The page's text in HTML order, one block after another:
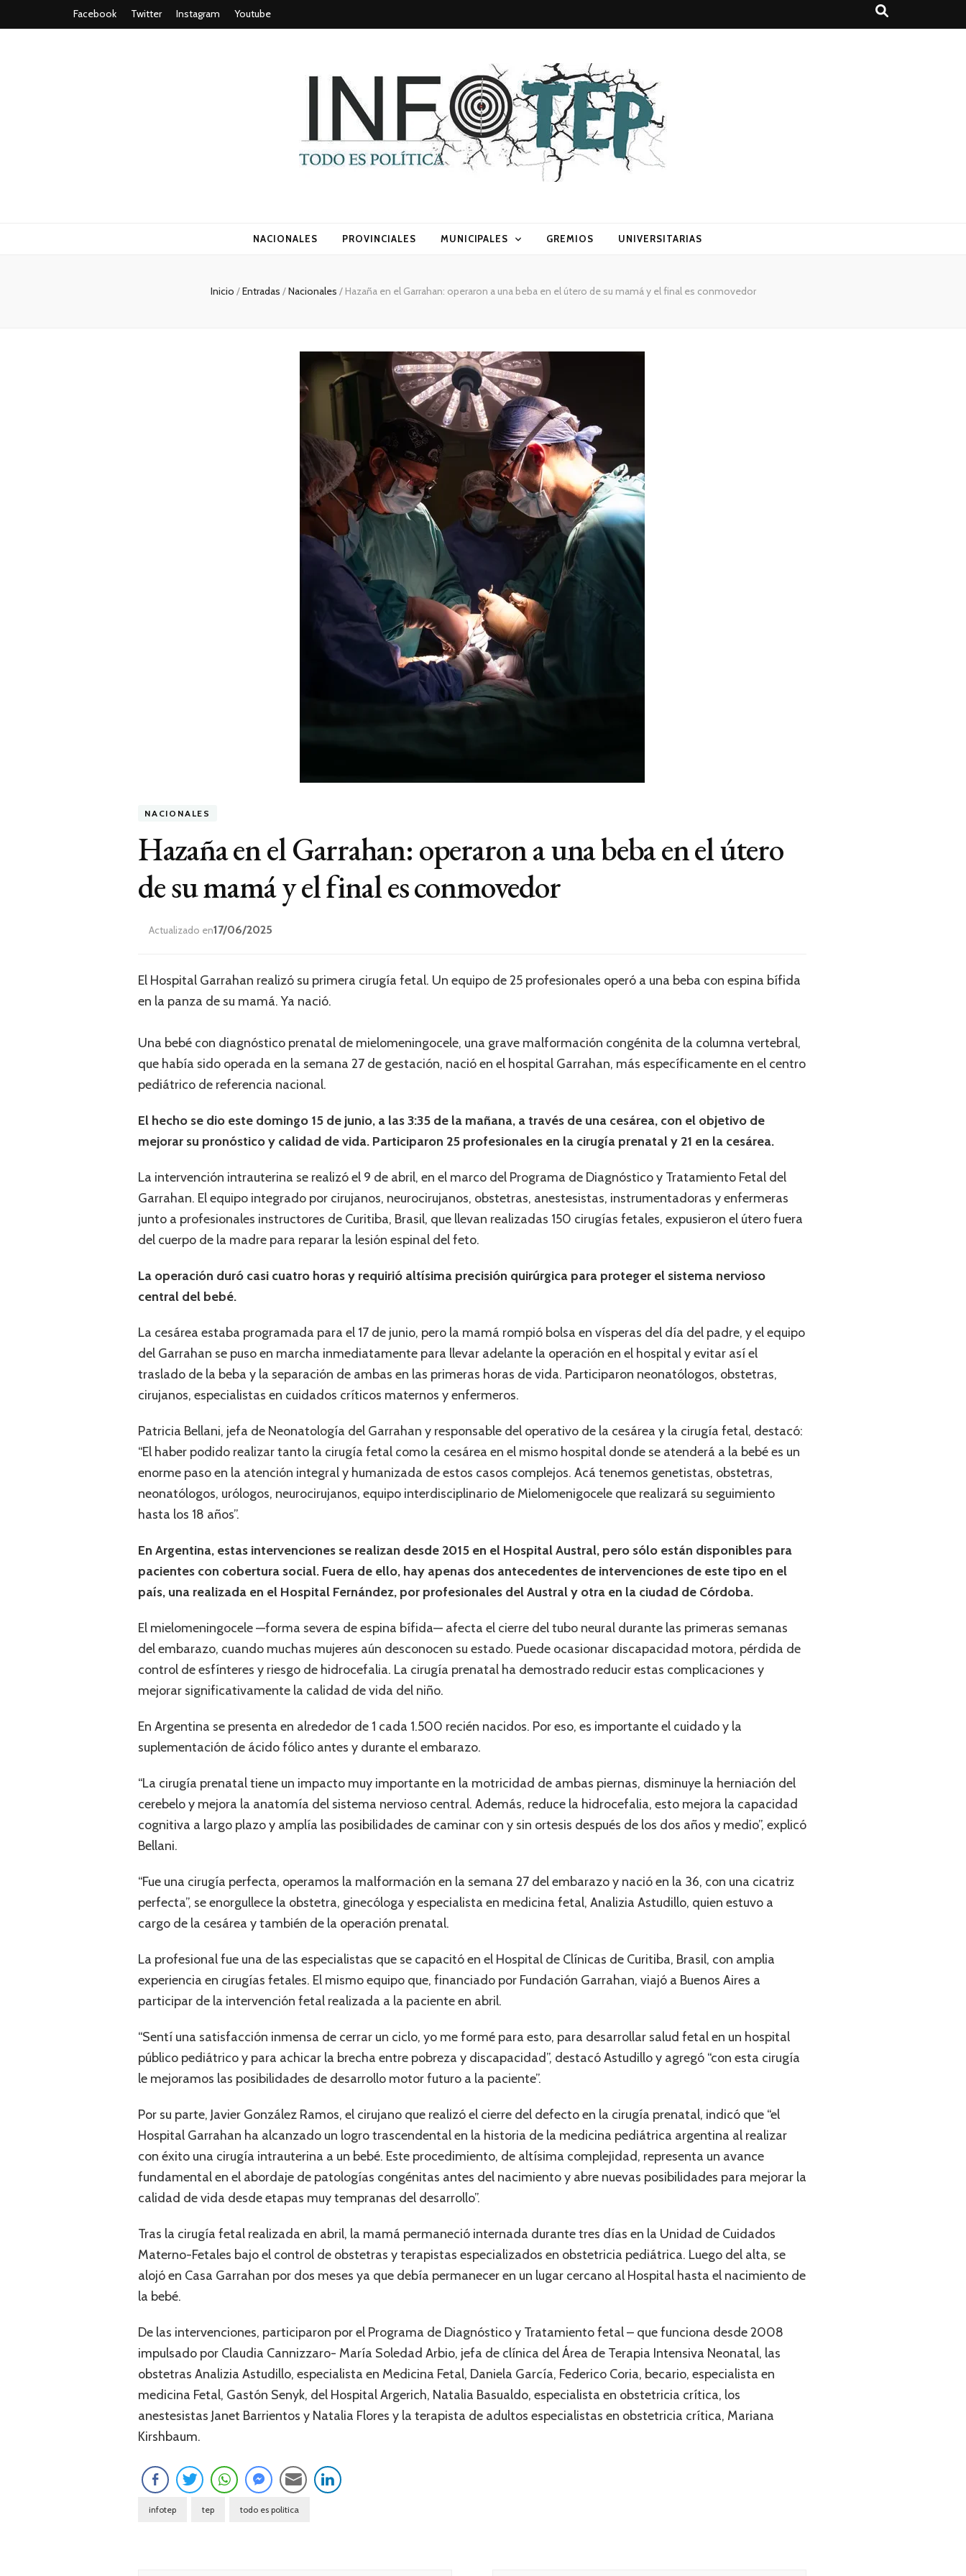
Facebook Twitter Instagram Youtube
Todo es (rosca) política
NACIONALES PROVINCIALES MUNICIPALES GREMIOS UNIVERSITARIAS
Inicio /Entradas /Nacionales / Hazaña en el Garrahan: operaron a una beba en el útero de su mamá y el final es conmovedor
NACIONALES
Hazaña en el Garrahan: operaron a una beba en el útero
de su mamá y el final es conmovedor
Actualizado en17/06/2025
El Hospital Garrahan realizó su primera cirugía fetal. Un equipo de 25 profesionales operó a una beba con espina bífida
en la panza de su mamá. Ya nació.
Una bebé con diagnóstico prenatal de mielomeningocele, una grave malformación congénita de la columna vertebral,
que había sido operada en la semana 27 de gestación, nació en el hospital Garrahan, más específicamente en el centro
pediátrico de referencia nacional.
El hecho se dio este domingo 15 de junio, a las 3:35 de la mañana, a través de una cesárea, con el objetivo de
mejorar su pronóstico y calidad de vida. Participaron 25 profesionales en la cirugía prenatal y 21 en la cesárea.
La intervención intrauterina se realizó el 9 de abril, en el marco del Programa de Diagnóstico y Tratamiento Fetal del
Garrahan. El equipo integrado por cirujanos, neurocirujanos, obstetras, anestesistas, instrumentadoras y enfermeras
junto a profesionales instructores de Curitiba, Brasil, que llevan realizadas 150 cirugías fetales, expusieron el útero fuera
del cuerpo de la madre para reparar la lesión espinal del feto.
La operación duró casi cuatro horas y requirió altísima precisión quirúrgica para proteger el sistema nervioso
central del bebé.
La cesárea estaba programada para el 17 de junio, pero la mamá rompió bolsa en vísperas del día del padre, y el equipo
del Garrahan se puso en marcha inmediatamente para llevar adelante la operación en el hospital y evitar así el
traslado de la beba y la separación de ambas en las primeras horas de vida. Participaron neonatólogos, obstetras,
cirujanos, especialistas en cuidados críticos maternos y enfermeros.
Patricia Bellani, jefa de Neonatología del Garrahan y responsable del operativo de la cesárea y la cirugía fetal, destacó:
“El haber podido realizar tanto la cirugía fetal como la cesárea en el mismo hospital donde se atenderá a la bebé es un
enorme paso en la atención integral y humanizada de estos casos complejos. Acá tenemos genetistas, obstetras,
neonatólogos, urólogos, neurocirujanos, equipo interdisciplinario de Mielomenigocele que realizará su seguimiento
hasta los 18 años”.
En Argentina, estas intervenciones se realizan desde 2015 en el Hospital Austral, pero sólo están disponibles para
pacientes con cobertura social. Fuera de ello, hay apenas dos antecedentes de intervenciones de este tipo en el
país, una realizada en el Hospital Fernández, por profesionales del Austral y otra en la ciudad de Córdoba.
El mielomeningocele —forma severa de espina bífida— afecta el cierre del tubo neural durante las primeras semanas
del embarazo, cuando muchas mujeres aún desconocen su estado. Puede ocasionar discapacidad motora, pérdida de
control de esfínteres y riesgo de hidrocefalia. La cirugía prenatal ha demostrado reducir estas complicaciones y
mejorar significativamente la calidad de vida del niño.
En Argentina se presenta en alrededor de 1 cada 1.500 recién nacidos. Por eso, es importante el cuidado y la
suplementación de ácido fólico antes y durante el embarazo.
“La cirugía prenatal tiene un impacto muy importante en la motricidad de ambas piernas, disminuye la herniación del
cerebelo y mejora la anatomía del sistema nervioso central. Además, reduce la hidrocefalia, esto mejora la capacidad
cognitiva a largo plazo y amplía las posibilidades de caminar con y sin ortesis después de los dos años y medio”, explicó
Bellani.
“Fue una cirugía perfecta, operamos la malformación en la semana 27 del embarazo y nació en la 36, con una cicatriz
perfecta”, se enorgullece la obstetra, ginecóloga y especialista en medicina fetal, Analizia Astudillo, quien estuvo a
cargo de la cesárea y también de la operación prenatal.
La profesional fue una de las especialistas que se capacitó en el Hospital de Clínicas de Curitiba, Brasil, con amplia
experiencia en cirugías fetales. El mismo equipo que, financiado por Fundación Garrahan, viajó a Buenos Aires a
participar de la intervención fetal realizada a la paciente en abril.
“Sentí una satisfacción inmensa de cerrar un ciclo, yo me formé para esto, para desarrollar salud fetal en un hospital
público pediátrico y para achicar la brecha entre pobreza y discapacidad”, destacó Astudillo y agregó “con esta cirugía
le mejoramos las posibilidades de desarrollo motor futuro a la paciente”.
Por su parte, Javier González Ramos, el cirujano que realizó el cierre del defecto en la cirugía prenatal, indicó que “el
Hospital Garrahan ha alcanzado un logro trascendental en la historia de la medicina pediátrica argentina al realizar
con éxito una cirugía intrauterina a un bebé. Este procedimiento, de altísima complejidad, representa un avance
fundamental en el abordaje de patologías congénitas antes del nacimiento y abre nuevas posibilidades para mejorar la
calidad de vida desde etapas muy tempranas del desarrollo”.
Tras la cirugía fetal realizada en abril, la mamá permaneció internada durante tres días en la Unidad de Cuidados
Materno-Fetales bajo el control de obstetras y terapistas especializados en obstetricia pediátrica. Luego del alta, se
alojó en Casa Garrahan por dos meses ya que debía permanecer en un lugar cercano al Hospital hasta el nacimiento de
la bebé.
De las intervenciones, participaron por el Programa de Diagnóstico y Tratamiento fetal – que funciona desde 2008
impulsado por Claudia Cannizzaro- María Soledad Arbio, jefa de clínica del Área de Terapia Intensiva Neonatal, las
obstetras Analizia Astudillo, especialista en Medicina Fetal, Daniela García, Federico Coria, becario, especialista en
medicina Fetal, ⁠Gastón Senyk, del Hospital Argerich, Natalia Basualdo, especialista en obstetricia crítica, los
anestesistas Janet Barrientos y Natalia Flores y la terapista de adultos especialistas en obstetricia crítica, Mariana
Kirshbaum.
infotep tep todo es politica